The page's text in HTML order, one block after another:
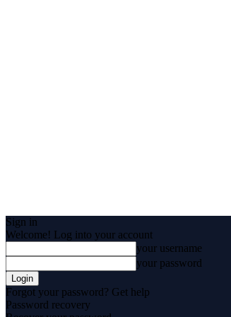
Sign in
Welcome! Log into your account
your username
your password
Forgot your password? Get help
Password recovery